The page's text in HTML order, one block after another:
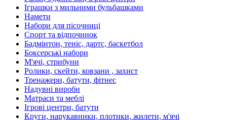
Іграшки з мильними бульбашками
Намети
Набори для пісочниці
Спорт та відпочинок
Бадмінтон, теніс, дартс, баскетбол
Боксерські набори
М'ячі, стрибуни
Ролики, скейти, ковзани , захист
Тренажери, батути, фітнес
Надувні вироби
Матраси та меблі
Ігрові центри, батути
Круги, нарукавники, плотики, жилети, м'ячі